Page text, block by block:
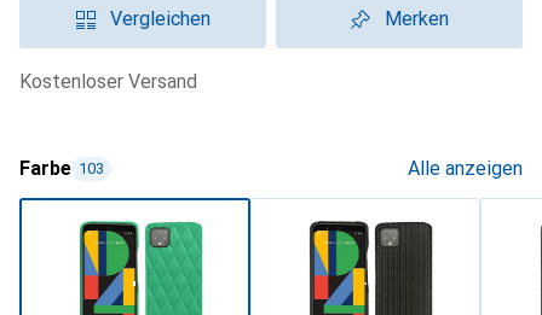
Vergleichen Merken
kostenloser Versand
Farbe 103 Alle anzeigen